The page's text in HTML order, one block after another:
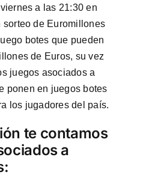
a las 21:30 en
sorteo de Euromillones
botes que pueden
de Euros, su vez
juegos asociados a
ponen en juegos botes
los jugadores del país.
te contamos
a